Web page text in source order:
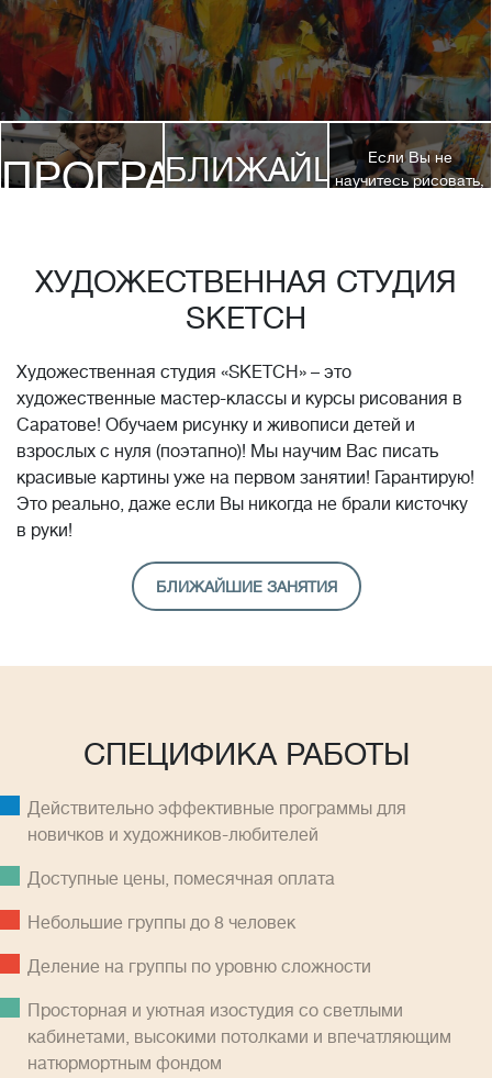
ПРОГРАММЫ
БЛИЖАЙШИЕЕсли Вы не
научитесь рисовать,
стоимость обучения!*
ХУДОЖЕСТВЕННАЯ СТУДИЯ
SKETCH
Художественная студия «SKETCH» – это
художественные мастер-классы и курсы рисования в
Саратове! Обучаем рисунку и живописи детей и
взрослых с нуля (поэтапно)! Мы научим Вас писать
красивые картины уже на первом занятии! Гарантирую!
Это реально, даже если Вы никогда не брали кисточку
в руки!
БЛИЖАЙШИЕ ЗАНЯТИЯ
СПЕЦИФИКА РАБОТЫ
Действительно эффективные программы для
новичков и художников-любителей
Доступные цены, помесячная оплатa
Небольшие группы до 8 человек
Деление на группы по уровню сложности
Просторная и уютная изостудия со светлыми
кабинетами, высокими потолками и впечатляющим
натюрмортным фондом